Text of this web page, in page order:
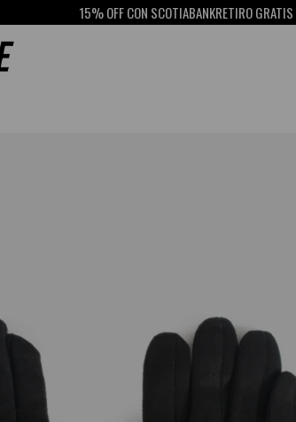
15% OFF CON SCOTIABANKRETIRO GRATIS EN PICK